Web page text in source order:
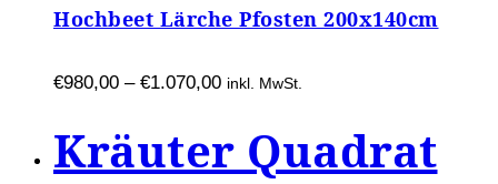
weist
Varianten
Die
Optionen
Hochbeet Lärche Pfosten 200x140cm
€980,00 – €1.070,00 inkl. MwSt.
Kräuter Quadrat